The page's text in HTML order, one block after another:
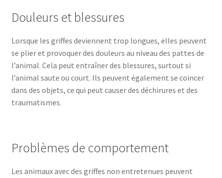
Douleurs et blessures
Lorsque les griffes deviennent trop longues, elles peuvent
se plier et provoquer des douleurs au niveau des pattes de
l’animal. Cela peut entraîner des blessures, surtout si
l’animal saute ou court. Ils peuvent également se coincer
dans des objets, ce qui peut causer des déchirures et des
traumatismes.
Problèmes de comportement
Les animaux avec des griffes non entretenues peuvent